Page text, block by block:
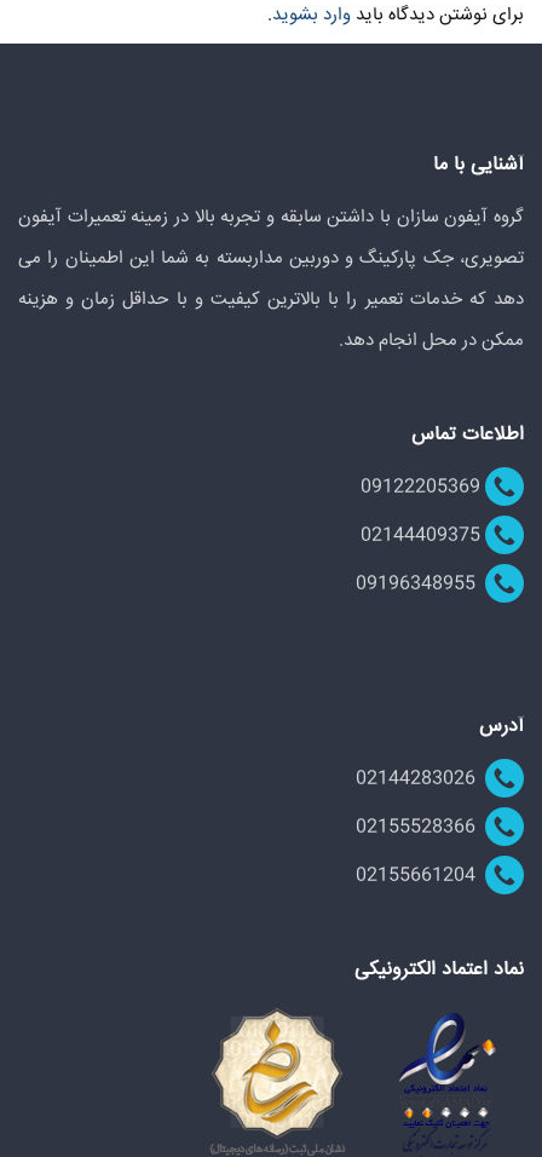
برای نوشتن دیدگاه باید وارد بشوید.
آشنایی با ما
گروه آیفون سازان با داشتن سابقه و تجربه بالا در زمینه تعمیرات آیفون
تصویری، جک پارکینگ و دوربین مداربسته به شما این اطمینان را می
دهد که خدمات تعمیر را با بالاترین کیفیت و با حداقل زمان و هزینه
ممکن در محل انجام دهد.
اطلاعات تماس
آدرس
نماد اعتماد الکترونیکی